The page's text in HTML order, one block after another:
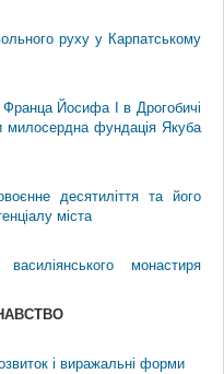
руху у Карпатському
Франца Йосифа І в Дрогобичі
милосердна фундація Якуба
десятиліття та його
міста
монастиря
і виражальні форми